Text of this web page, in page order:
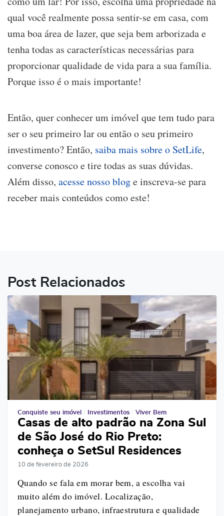
qual você realmente possa sentir-se em casa, com
uma boa área de lazer, que seja bem arborizada e
tenha todas as características necessárias para
proporcionar qualidade de vida para a sua família.
Porque isso é o mais importante!
Então, quer conhecer um imóvel que tem tudo para
ser o seu primeiro lar ou então o seu primeiro
investimento? Então, saiba mais sobre o SetLife,
converse conosco e tire todas as suas dúvidas.
Além disso, acesse nosso bloge inscreva-se para
receber mais conteúdos como este!
Post Relacionados
Conquiste seu imóvel Investimentos Viver Bem
Casas de alto padrão na Zona Sul
de São José do Rio Preto:
conheça o SetSul Residences
10 de fevereiro de 2026
Quando se fala em morar bem, a escolha vai
muito além do imóvel. Localização,
planejamento urbano, infraestrutura e qualidade